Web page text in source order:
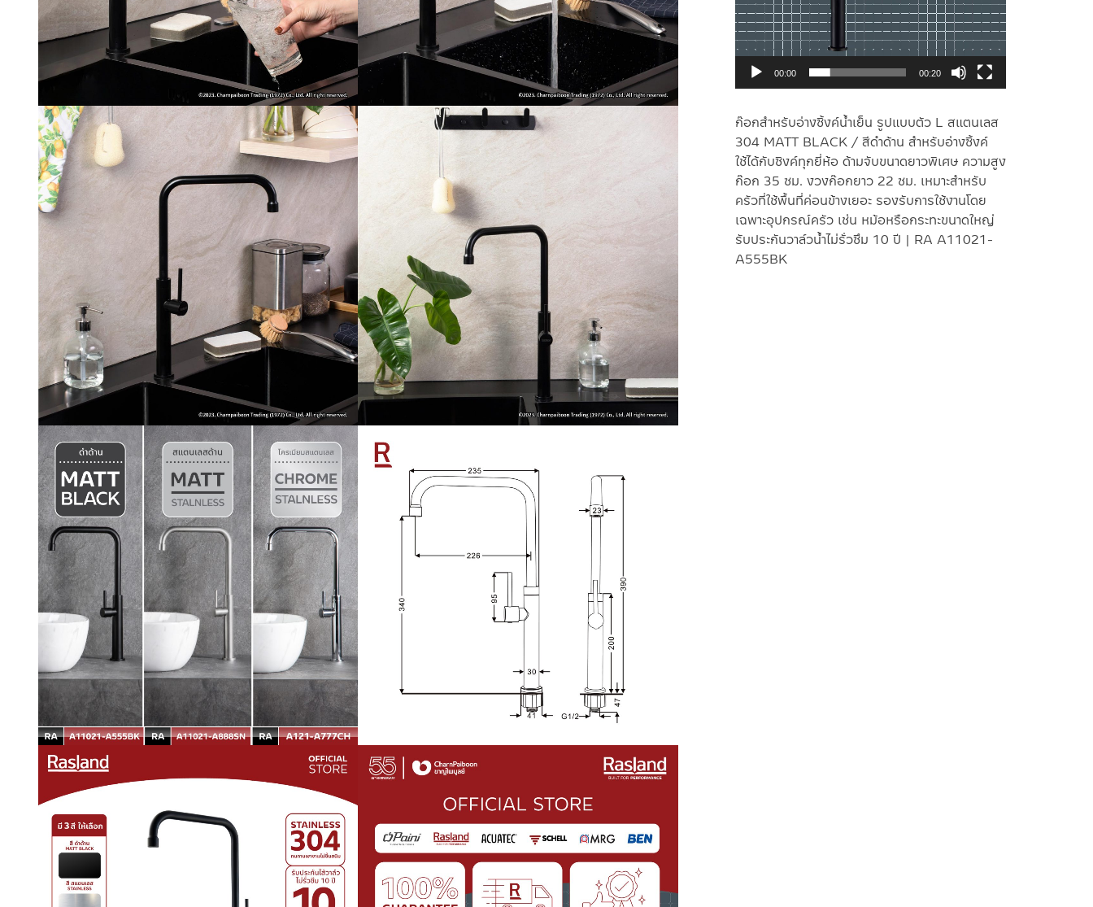
ก๊อกสำหรับอ่างซิ้งค์น้ำเย็น รูปแบบตัว L สแตนเลส
304 MATT BLACK / สีดำด้าน สำหรับอ่างซิ้งค์
ใช้ได้กับซิงค์ทุกยี่ห้อ ด้ามจับขนาดยาวพิเศษ ความสูง
ก๊อก 35 ซม. งวงก๊อกยาว 22 ซม. เหมาะสำหรับ
ครัวที่ใช้พื้นที่ค่อนข้างเยอะ รองรับการใช้งานโดย
เฉพาะอุปกรณ์ครัว เช่น หม้อหรือกระทะขนาดใหญ่
รับประกันวาล์วน้ำไม่รั่วซึม 10 ปี | RA A11021-
A555BK
00:00 00:20